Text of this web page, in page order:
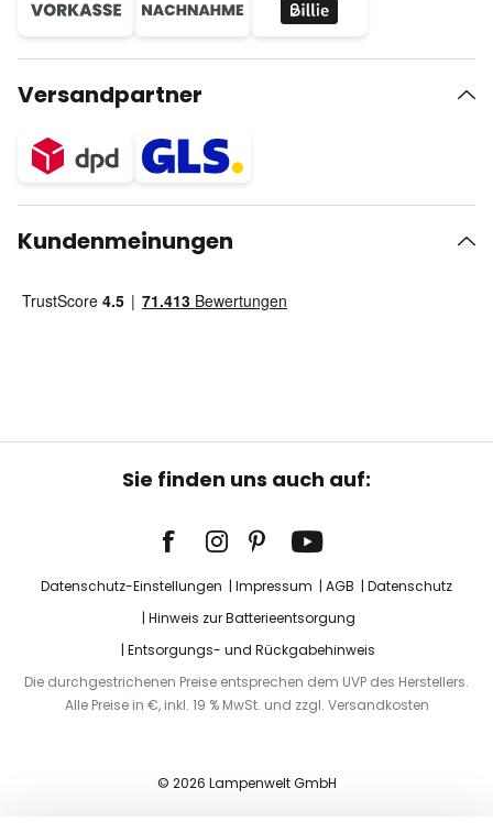
Versandpartner
Kundenmeinungen
Sie finden uns auch auf:
Datenschutz-Einstellungen Impressum AGB
Datenschutz
Hinweis zur Batterieentsorgung
Entsorgungs- und Rückgabehinweis
Die durchgestrichenen Preise entsprechen dem UVP des Herstellers.
Alle Preise in €, inkl. 19 % MwSt. und zzgl. Versandkosten
© 2026 Lampenwelt GmbH